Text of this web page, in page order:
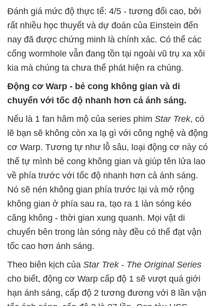
Đánh giá mức độ thực tế: 4/5 - tương đối cao, bởi
rất nhiều học thuyết và dự đoán của Einstein đến
nay đã được chứng minh là chính xác. Có thể các
cổng wormhole vẫn đang tồn tại ngoài vũ trụ xa xôi
kia mà chúng ta chưa thể phát hiện ra chúng.
Động cơ Warp - bẻ cong không gian và di
chuyển với tốc độ nhanh hơn cả ánh sáng.
Nếu là 1 fan hâm mộ của series phim Star Trek, có
lẽ bạn sẽ không còn xa lạ gì với công nghệ và động
cơ Warp. Tương tự như lỗ sâu, loại động cơ này có
thể tự mình bẻ cong không gian và giúp tên lửa lao
về phía trước với tốc độ nhanh hơn cả ánh sáng.
Nó sẽ nén không gian phía trước lại và mở rộng
không gian ở phía sau ra, tạo ra 1 làn sóng kéo
căng không - thời gian xung quanh. Mọi vật di
chuyển bên trong làn sóng này đều có thể đạt vận
tốc cao hơn ánh sáng.
Theo biên kịch của Star Trek - The Original Series
cho biết, động cơ Warp cấp độ 1 sẽ vượt quá giới
hạn ánh sáng, cấp độ 2 tương đương với 8 lần vận